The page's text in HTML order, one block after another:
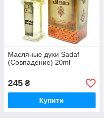
Масляные духи Sadaf
(Совпадение) 20ml
245 ₴
Купити